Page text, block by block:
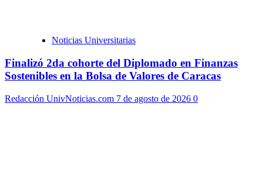
Noticias Universitarias
Finalizó 2da cohorte del Diplomado en Finanzas
Sostenibles en la Bolsa de Valores de Caracas
Redacción UnivNoticias.com 7 de agosto de 2026 0